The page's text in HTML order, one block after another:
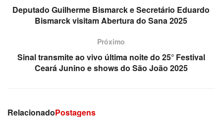
Deputado Guilherme Bismarck e Secretário Eduardo
Bismarck visitam Abertura do Sana 2025
Próximo
Sinal transmite ao vivo última noite do 25° Festival
Ceará Junino e shows do São João 2025
RelacionadoPostagens